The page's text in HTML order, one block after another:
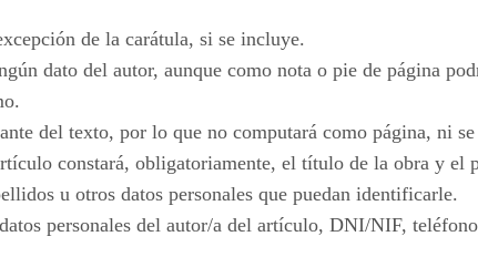
de la carátula, si se incluye.
dato del autor, aunque como nota o pie de página
del texto, por lo que no computará como página, ni
constará, obligatoriamente, el título de la obra y el
u otros datos personales que puedan identificarle.
personales del autor/a del artículo, DNI/NIF,